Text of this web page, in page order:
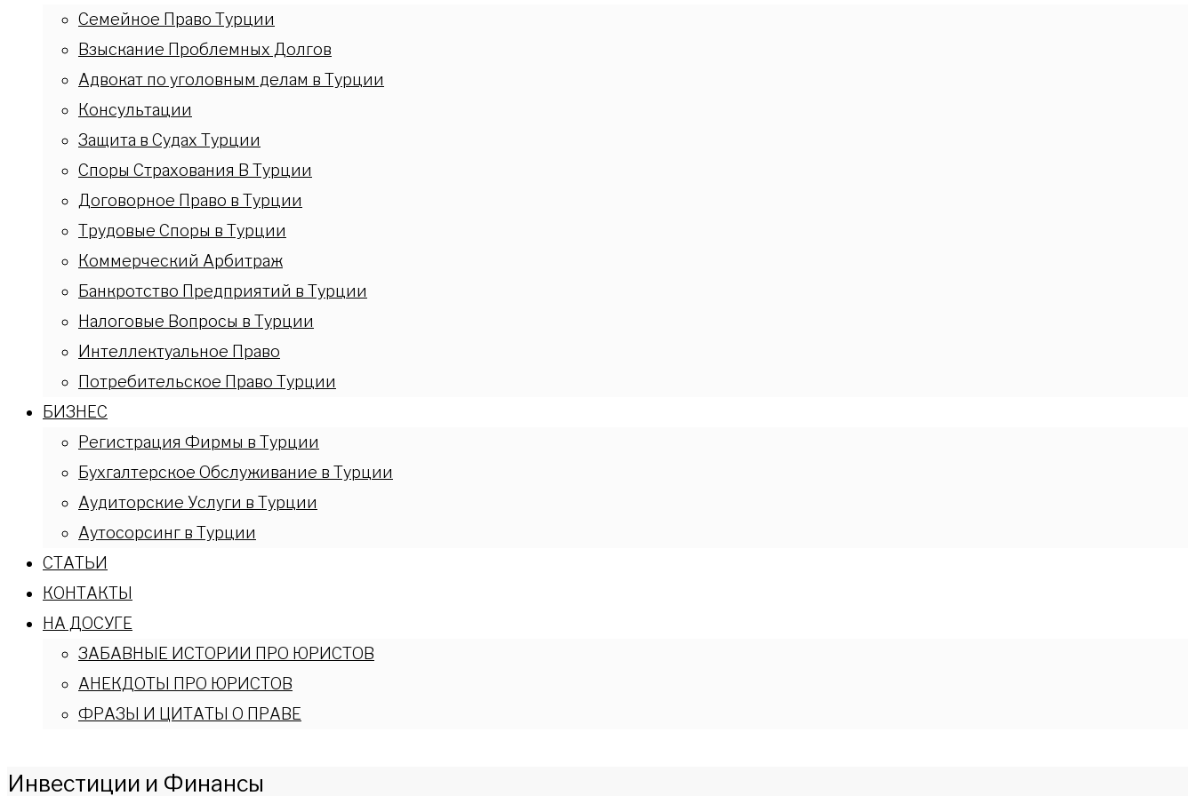
Семейное Право Турции
Взыскание Проблемных Долгов
Адвокат по уголовным делам в Турции
Консультации
Защита в Судах Турции
Споры Страхования В Турции
Договорное Право в Турции
Трудовые Споры в Турции
Коммерческий Арбитраж
Банкротство Предприятий в Турции
Налоговые Вопросы в Турции
Интеллектуальное Право
Потребительское Право Турции
БИЗНЕС
Регистрация Фирмы в Турции
Бухгалтерское Обслуживание в Турции
Аудиторские Услуги в Турции
Аутосорсинг в Турции
СТАТЬИ
КОНТАКТЫ
НА ДОСУГЕ
ЗАБАВНЫЕ ИСТОРИИ ПРО ЮРИСТОВ
АНЕКДОТЫ ПРО ЮРИСТОВ
ФРАЗЫ И ЦИТАТЫ О ПРАВЕ
Инвестиции и Финансы